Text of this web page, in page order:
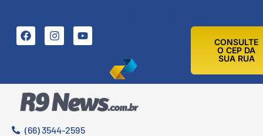
CONSULTE
O CEP DA
SUA RUA
(66) 3544-2595